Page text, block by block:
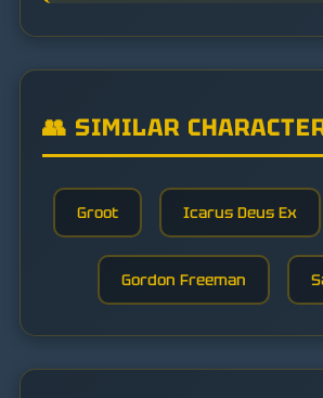
👥 SIMILAR
Groot Icarus Deus Ex
Gordon Freeman